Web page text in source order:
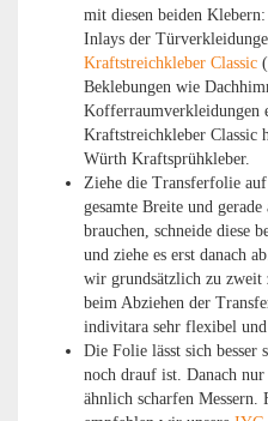
mit diesen beiden Klebern:
Inlays der
Kraftstreichkleber Classic
Beklebungen wie
Kofferraumverkleidungen
Kraftstreichkleber Classic
Würth Kraftsprühkleber.
​Ziehe die Transferfolie
gesamte Breite und
brauchen, schneide diese
und ziehe es erst danach
wir grundsätzlich zu zweit
beim Abziehen der
indivitara sehr flexibel und
Die Folie lässt sich besser
noch drauf ist. Danach
ähnlich scharfen Messern.